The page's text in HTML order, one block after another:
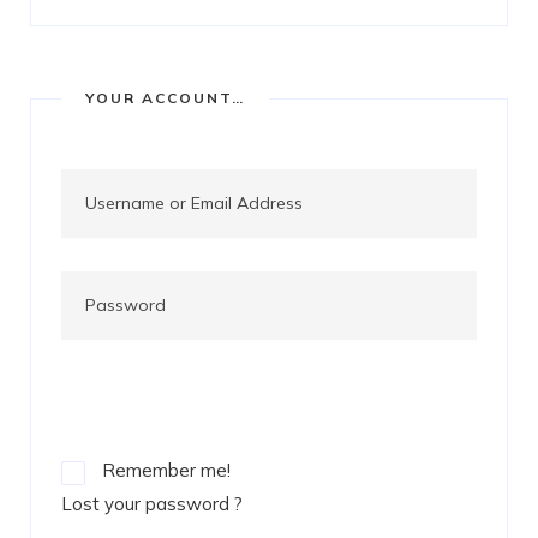
YOUR ACCOUNT…
Username or Email Address
Password
Remember me!
Lost your password ?